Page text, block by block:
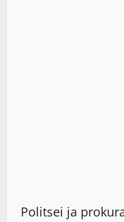
Politsei ja